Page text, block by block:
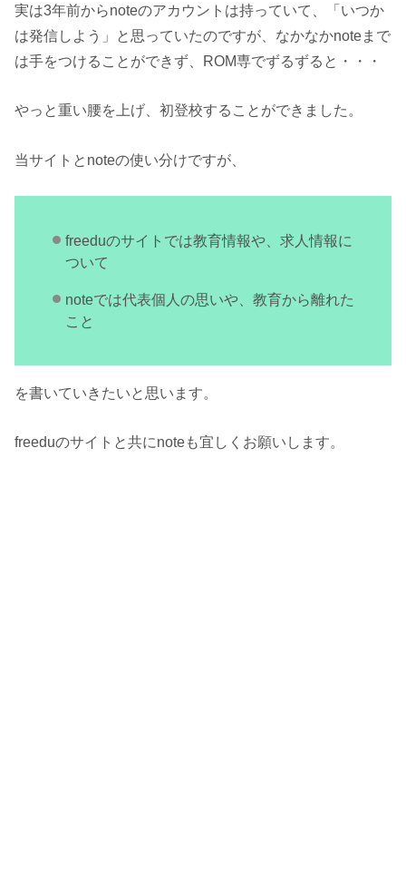
実は3年前からnoteのアカウントは持っていて、「いつか
は発信しよう」と思っていたのですが、なかなかnoteまで
は手をつけることができず、ROM専でずるずると・・・
やっと重い腰を上げ、初登校することができました。
当サイトとnoteの使い分けですが、
freeduのサイトでは教育情報や、求人情報に
ついて
noteでは代表個人の思いや、教育から離れた
こと
を書いていきたいと思います。
freeduのサイトと共にnoteも宜しくお願いします。